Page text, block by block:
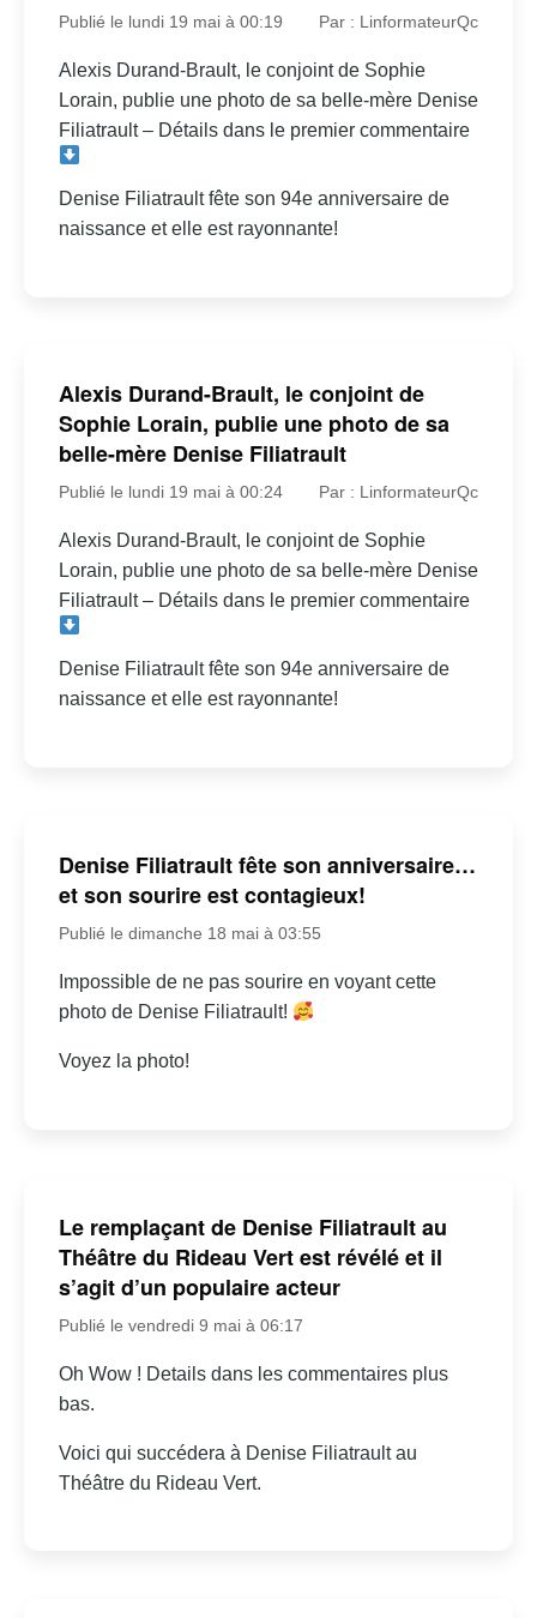
Publié le lundi 19 mai à 00:19 Par : LinformateurQc
Alexis Durand-Brault, le conjoint de Sophie
Lorain, publie une photo de sa belle-mère Denise
Filiatrault – Détails dans le premier commentaire
Denise Filiatrault fête son 94e anniversaire de
naissance et elle est rayonnante!
Alexis Durand-Brault, le conjoint de
Sophie Lorain, publie une photo de sa
belle-mère Denise Filiatrault
Publié le lundi 19 mai à 00:24 Par : LinformateurQc
Alexis Durand-Brault, le conjoint de Sophie
Lorain, publie une photo de sa belle-mère Denise
Filiatrault – Détails dans le premier commentaire
Denise Filiatrault fête son 94e anniversaire de
naissance et elle est rayonnante!
Denise Filiatrault fête son anniversaire…
et son sourire est contagieux!
Publié le dimanche 18 mai à 03:55
Impossible de ne pas sourire en voyant cette
photo de Denise Filiatrault!
Voyez la photo!
Le remplaçant de Denise Filiatrault au
Théâtre du Rideau Vert est révélé et il
s’agit d’un populaire acteur
Publié le vendredi 9 mai à 06:17
Oh Wow ! Details dans les commentaires plus
bas.
Voici qui succédera à Denise Filiatrault au
Théâtre du Rideau Vert.